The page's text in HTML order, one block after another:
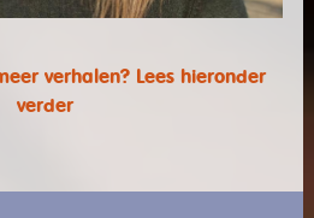
verhalen? Lees hieronder
verder